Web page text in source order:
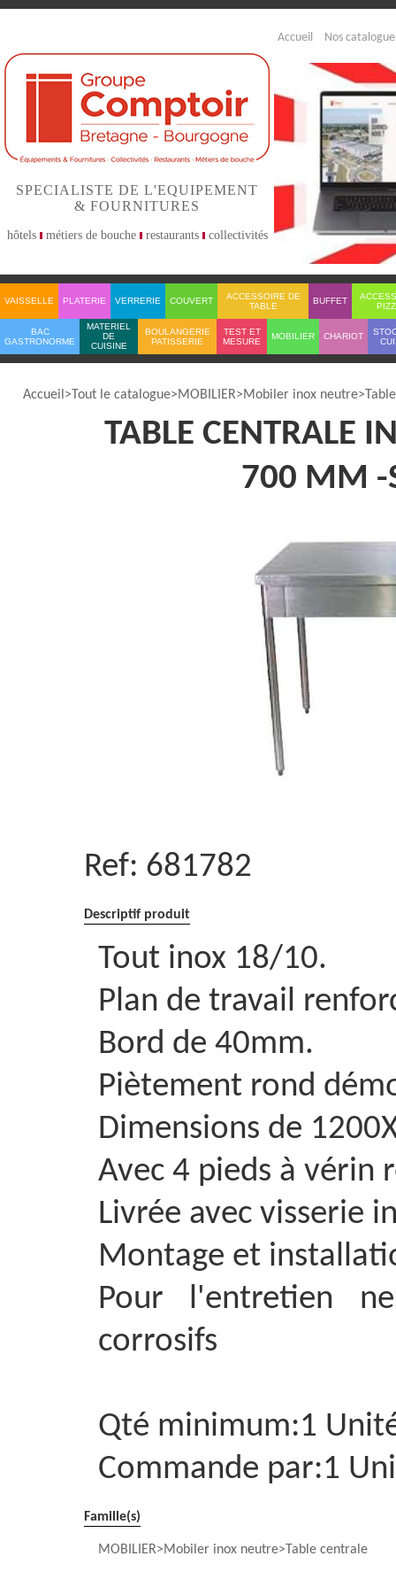
Accueil Nos
SPECIALISTE DE L'EQUIPEMENT
& FOURNITURES
hôtels métiers de bouche restaurants collectivités
VAISSELLE PLATERIE VERRERIE COUVERT
ACCESSOIRE DE
TABLE
BUFFET
BAC
GASTRONORME
MATERIEL
DE
CUISINE
BOULANGERIE
PATISSERIE
TEST ET
MESURE
MOBILIER CHARIOT
Accueil Tout le catalogue MOBILIER Mobiler inox neutre
TABLE CENTRALE
700 MM -
Ref: 681782
Descriptif produit
Tout inox 18/10.
Plan de travail
Bord de 40mm.
Piètement rond
Dimensions de
Avec 4 pieds à vérin
Livrée avec visserie
Montage et
Pour l'entretien
corrosifs
Qté minimum:1
Commande par:1
Famille(s)
MOBILIER Mobiler inox neutre Table centrale